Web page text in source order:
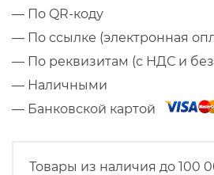
— По QR-коду
— По ссылке (электронная
— По реквизитам (с НДС и
— Наличными
— Банковской картой
Товары из наличия до 100